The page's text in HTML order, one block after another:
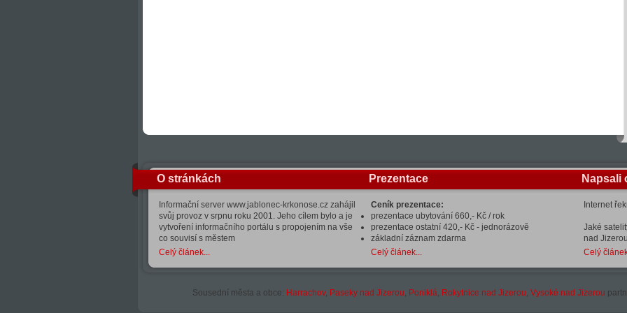
O stránkách
Informační server www.jablonec-krkonose.cz zahájil
svůj provoz v srpnu roku 2001. Jeho cílem bylo a je
vytvoření informačního portálu s propojením na vše
co souvisí s městem
Celý článek...
Prezentace
Ceník prezentace:
prezentace ubytování 660,- Kč / rok
prezentace ostatní 420,- Kč - jednorázově
základní záznam zdarma
Celý článek...
Napsali
Internet
Jaké
nad
Celý
Sousední města a obce: Harrachov, Paseky nad Jizerou, Poniklá, Rokytnice nad Jizerou, Vysoké nad Jizerou